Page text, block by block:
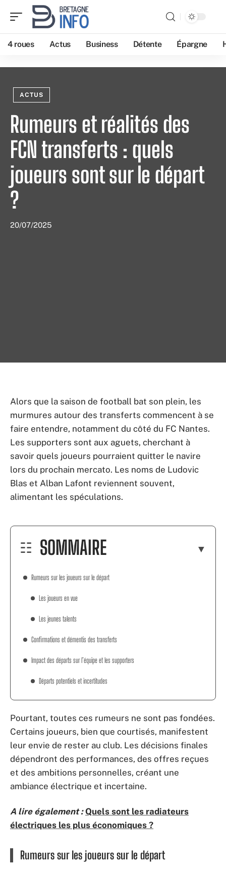
4 roues Actus Business Détente Épargne
ACTUS
Rumeurs et réalités des
FCN transferts : quels
joueurs sont sur le départ
?
20/07/2025
Alors que la saison de football bat son plein, les
murmures autour des transferts commencent à se
faire entendre, notamment du côté du FC Nantes.
Les supporters sont aux aguets, cherchant à
savoir quels joueurs pourraient quitter le navire
lors du prochain mercato. Les noms de Ludovic
Blas et Alban Lafont reviennent souvent,
alimentant les spéculations.
SOMMAIRE
Rumeurs sur les joueurs sur le départ
Les joueurs en vue
Les jeunes talents
Confirmations et démentis des transferts
Impact des départs sur l’équipe et les supporters
Départs potentiels et incertitudes
Pourtant, toutes ces rumeurs ne sont pas fondées.
Certains joueurs, bien que courtisés, manifestent
leur envie de rester au club. Les décisions finales
dépendront des performances, des offres reçues
et des ambitions personnelles, créant une
ambiance électrique et incertaine.
A lire également : Quels sont les radiateurs
électriques les plus économiques ?
Rumeurs sur les joueurs sur le départ